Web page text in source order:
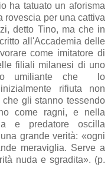
ha tatuato un aforisma
rovescia per una cattiva
detto Tino, ma che in
all'Accademia delle
come imitatore di
filiali milanesi di uno
umiliante che lo
rifiuta non
gli stanno tessendo
come ragni, e nella
e predatore oscilla
grande verità: «ogni
meraviglia. Serve a
nuda e sgradita». (p.